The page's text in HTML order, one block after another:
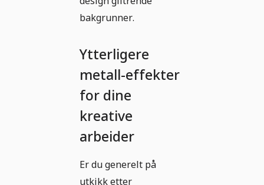
bakgrunner.
Ytterligere
metall-effekter
for dine
kreative
arbeider
Er du generelt på
utkikk etter